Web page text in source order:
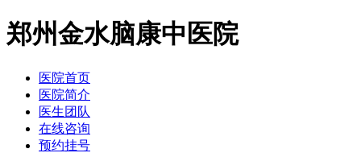
郑州金水脑康中医院
医院首页
医院简介
医生团队
在线咨询
预约挂号